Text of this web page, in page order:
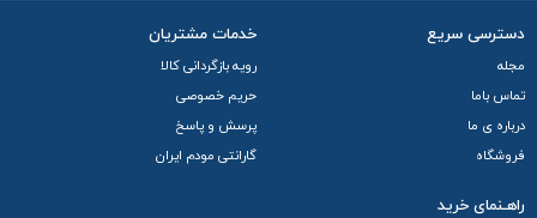
مشخصات سخت‌افزاری و فنی
مودم ZLT X11 از بستر سخت‌افزاری پیشرفته‌ای بهره می‌برد که در
ادامه به تفصیل به بررسی اجزای کلیدی آن پرداخته می‌شود:
پردازنده و عملکرد
مودم فضای باز 5G برند ZLT مدل X11 مجهز به
دسترسی سریع
مجله
تماس باما
درباره ی ما
فروشگاه
خدمات مشتریان
رویه بازگردانی کالا
حریم خصوصی
پرسش و پاسخ
گارانتی مودم ایران
راهـنمای خرید